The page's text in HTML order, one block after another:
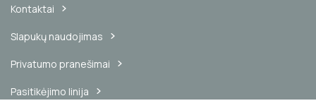
Kontaktai
Slapukų naudojimas
Privatumo pranešimai
Pasitikėjimo linija